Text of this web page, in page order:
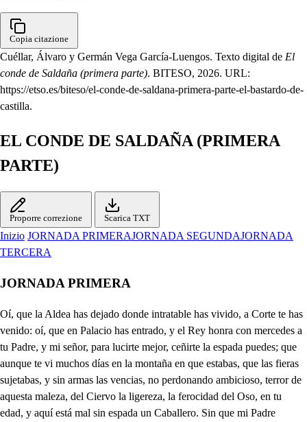
Copia citazione
Cuéllar, Álvaro y Germán Vega García-Luengos. Texto digital de El
conde de Saldaña (primera parte). BITESO, 2026. URL:
https://etso.es/biteso/el-conde-de-saldana-primera-parte-el-bastardo-de-
castilla.
EL CONDE DE SALDAÑA (PRIMERA
PARTE)
Proporre correzione Scarica TXT
Inizio JORNADA PRIMERAJORNADA SEGUNDAJORNADA
TERCERA
JORNADA PRIMERA
Oí, que la Aldea has dejado donde intratable has vivido, a Corte te has venido: oí, que en Palacio has entrado, y el Rey honra con mercedes a tu Padre, y mi señor, para lucirte mejor, ceñirte la espada puedes; que aunque te vi muchos días en la montaña en que estabas, que las fieras sujetabas, y sin armas las vencias, no perdonando ambicioso, terror de aquesta maleza, del Ciervo la ligereza, la ferocidad del Oso, en tu edad, y aquí está mal sin espada un Caballero. Sin que mi Padre primero lo permita, no haré tal: hoy le pediré licencia, y con su gusto lo haré, pues que es mi Padre, y que se le debe esta obediencia. Ah cuerpo de Dios con tanta humildad! espada pido, si ya no es que has venido por Ménino de la Infanta: en tu espíritu gallardo extraño esta cortesía. Ya conocerá algún día el mundo quien es Bernardo. Tu Padre viene contento, y del Rey favorecido; la sopa te se ha caído en la mi el para tu intento: llega a hablarle, satisfecho de su amor, y tu razón. Jamás le pedí, Mozón, cosa, que por mí haya hecho. Yo lo creo, pues en duda siempre lo bueno condena, y para hacer cosa buena, aún el nombre no le ayuda: pordona, si claro, o turbio mi lenguaje no te cuadre. Mal nombre tiene mi Padre? No se llama el Conde Rubio? mi discurso no te asombre: porque en cualquiera ocasión, de perlas viene el chitón por qué decir tan mal nombre. Oh, qué mal nombre! mal año. Y tú has de llamarte así? Si ya su hijo nací, he de tomar nombre extraño? Bueno es que tras un diluvio de hazañas, que de ti espero, muy vulgar, y muy casero, te llames Bernardo Rubió: no viene bien. . A tu humor tan buena locura igualo. Ello bien puede ser malo, mas no puede ser peor. Qué estáis tratando los dos? Miren qué falso que viene. . Este hastardo me tiene enfadado, vive Dios. La soberbia, y el desdén nacieron con él (qué enfado!) pues con haberle criado, no puedo quererle bien. Que como en ofensa mía nació (digo de mi amor aunque con tanto valor la Infanta de mí se fía; de suerte en mi pecho lidia aquel antiguo pesar, que aún no he podido olvidar ni los, celos, ni la invidia. Quise a la Infanta, y atento a su amor, lloré desvelos; no me oyó, y de aquellos celos aún dura este sentimiento. Este piensa que es mi hijo, y pudiera conocer que no lo es, solo con ver que en su presencia me aflijo; porque el amor paternal jamás se pudo encubrir: mas como ha de discurrir bien el que nació tan mal? Señor, ya sé, que ofendido ñA te muestras siempre de mis mas ya en tu casa nací, sin culpa de haber nacido, Bien que culpa llegue a ser nacer con desdicha igual, porque es culpa original en los hombres el nacer. Lo que a suplicarte vengo, es, que supuesto, señor, que no me falta valor, y años suficientes tengo, permitas, y des licencia si mi aliento no te enfada) para ceñirme la espada, que en esta humilde obediencia a mi sangre satisfago, y debes reconocerla, pues pudiera yo sin ella ceñírmela, y no lo hago. Espada? pues aún no puedo sin ella, y con la razón templar vuestra presunción, y sin vergüenza, y sin miedo buscáis ocasión mayor? bien parece (estor sin mí!) que sois; mas quédome aquí. No soy tu hijo, señor? Qué gentil rapacería. pues sabed: . Fortuna escasa! Que no ha de haber en mi casa más espada que la mía. 2 Tome eso; mire si obra la purga, mire si brama, contra el hijo: él no se llama Don Rubio? pues basta, y sobra, Tan malo es tener, señor, a tu lado un hijo honrado, que puesta la espada al lado, mire por ella, y tu honor? Tan fuera va de camino ceñirme la espada yo? qué padre no se alegro, por Natural; y Divino Derecho Común, y Usado, de ver su imagen, y ver restituido su ser en el hijo que ha engendrado? Quien no quiere ver copiada su persona toda entera desde la calza a la cuera, desde el puñal a la espada? Solo tú, cuya pasión llevándote a ser ingrato, gustas de ver tu retrato con aquesa imperfección. Y dudo, cuando contrasto el ragor en que me aflijo, si soy, o no soy tu hijo, si eres padre, o si padrasto. Quien los ejercicios trueca, de su mismo ser le enfada: yo nací para la espada, como otros para la rueca. Y vive Dios: . Imprudente, baste ya, que ver no quiero en vuestra mano el acero, que se acobarde, o se afrente. Acobardar se en mi mano el acero? . Si, rapaz, que ni valiente, ni audaz puede ser el que es villano. Luego yo villano soy? Mucho aquí me descubrí; . yo puedo hablaros así. Claro está, y por eso doy a mi espínitu gallardo reportación tan felice, que a ser otro quien lo dice, se acordara de Bernardo. Mas volviendo a hacer la cueta conmigo, hallo a consolarme, que no puedes tu afrentarme, sin tener parte en la afrenta. Porque a ser de otra manera, antes que lo pronunciara, la lengua se la sacara, vive Dios, a cuya fuera. Esta arrogancia insolente pretendo yo castigar. Mal sabes, señor, llevar ana inclinación valiente. Río más caudaloso, con la maña puede ser vadeable; y el que ayer fue soberbio, hoy es piadoso. Las prohí biciones fueron causa de ímpetu mayor; débale correr, señor, por donde todos corrieron. Vadeale con descanso, que es Río, y ha de parar, como todos en el Mar; no le oprimas, he irá manso. Su desvergüenza, su mengua; de ti la pudo aprender; pero yo sabré poner una mordaza en la lengua a entrambos. . Mira, Señor: Qué castigo hay que no os cuadre? No es posible lea mi padre . quien me habla con tal rigor. Ni quien Don Rubio se llama, puede, por Cristo Sagrado, ser padre de un hombre honrado, llámese Rubia una Dama; y no sin causa me quejo, pues nadie puede dudar, que es mina de rejalgar un Don Rubio, o Don Bermejo. Me respondéis? Quién responde? Villano. . Tu hechura fui, Idos entrambos de aquí. Ya me voy. Qué es esto, Conde? con quién el disgusto ha sido? Señor: ahora me vengo. . Yo, señor; soy quien le tengo indignado, y ofendido: mi padre tiene razón de estar conmigo enojado; a sus pies: . Ya yo he llegado; y enojos, de padre son, no haya más por vida mía. Si Vuestra Alteza supiera quién es este, no le hiciera anta merced. . Conde el día que en la Corte estáis, colijo de las honras que os prevengo; que para mí, mas no tengo que saber, que es vuestro hijo. Es culpa calificada, indigna de mi obediencia, llegar a pedir licencia para ceñirme la espada. cuando en mi valor segura, en mi edad, y en mi nobleza la misma naturaleza esta falta me murmura? Si esta es gran culpa, señor; que la castiguéis espero. Conde, el noble Caballero, el que nació con valor, el que con sangre excelente los ojos al Mundo abrió, la espada con él nacio, desde la cuna es valiente. Luego aquel valor empieza, que sus pasados le dieron, porque de un parto nacieron las armas, y la nobleza. La espada es bruñido espejo del honor, cándido armiso; nunca el niño noble es niño, nunca el viejo noble es viejo. Si esto solo ocasiono, Conde, vuestro enojo, hoy quiero, armándole Caballero, ceñirle la espada yo. Deja, señor, que Bernardo la tierra que pisas bese. Callar tengo, aunque me pese, Un Caballero gallardo sin espada no ha de estar. Gocéis del Fénix la vida. Aquí, señor, prevenida la tenía. . Esto es honrar a quien lo merece tanto; llegad Bernardo, que espero, que en vuestro brazo el acero ha de ser del Moro espanto. De vuestra mano quien duda, y de vuestro nombre honrada, que si es tímida envainada, que sea invencible desnuda? Hagaos muy dichoso Dios. Conde; esto ha de ser así, yo la espuela le oeñí, calzadle la espuela vos, Esto más? viven los Cielos! . No disimula el pesar: que tenga de verme honrar quién me engendro invidia, y celos! no lo entiendo. . Aunque más ladre, ya la espada el Rey le dio. Parece que debo yo más sangre al Rey que a mi Padre. Qué pesar! a vuestra Alteza obedezco, y sirvo así. . Es debida, Conde, en mí tal honra a vuestra nobleza. Desde hoy, señor, desde hoy me sacrifico en el altar de la obediencia mía siempre rieo de amor, y siempre rico del favor, y mercedes de este día: hoy he vuelto a nacer, hoy comunico al alma nuevo ser, nueva alegría, pues dando a mi nobleza más nobleza, por ti renace, y a vivir empieza. La espada que hoy me ciñes con tu mano, será horror, será asombro, y marabilla del Alarbe Andaluz, del Africano, que en sangriento ciñe bárbara cuchilla: las márgenes verás del Occeano reducidas al centro de Castilla, sin que para cumplirlo sean estorbos salvas de lanzas, ni de alfanjes corvos. Ya me verás en las sangrientas lides. apellidar tu nombre valeroso, desde el Mar Gaditano; en quien Alcides, de un monte, y otro se labro coloso, hasta el Piríneo excelso, en quien divides del Franco Imperio el Español famoso; que yo solo he de ser, pues solo basto, quien aclame la voz de Alfonso el Casto, Este rayo de acerc, este gallardo. cometa de dos filos, este trueno ha de ser en el brazo de Bernardo azote universal del Agareno: ya en desnudarla, y esgrimirla tardo; sienta el turbante de plumajes lleno el ruidoso golpe, que amenaza al que los antes de la adarga embraza. Ya el belicoso estruendo me provoca a biscar sus murales, y almanzares, y ocioso el freno en la espumosa boca, a batir del caballo los hijares, daré al bridón esta animada roca, desbaratando Escuadras a millares, hasta poner al pie de tu fortuna cautiva, y presa la ménguate Luna. Creo de vuestro valor, Bernardo, lo que ofrecéis. Cómo vos, señor, me honréis, cuanto he dicho haré mejor. Aunque el Conde se desplace de esta bizarra braveza, crea, señor, vuestra Alteza, que es hombre que dice, y hace: Y yo no me quedo atrás, porque aunque humilde he nacido, me crié con él, y he sido de sus cambrones el zas, de sus prestezas el juego, de sus golpes el amago, el ruido de su estrago, y la chispa de su fuego: Creolo: mas qué rumor oigo? . Novedad extraña. Viva el Conde de Saldaña, victorioso, y vencedor. Sin duda el Conde ha llegado con victoria. . Gran jornada. ya de su valiente espada me reconozco obligado. Con el aplauso qué ves traen al Conde tus vasallos. Muertos dejo dos caballos hasta llegar a tus pies. Conde, a mis brazos llegad, que aunque la victoria infiero, sabedía de vos espero con mayor gusto. . Escuchad que obedecemos, señor, es imán de mi albe